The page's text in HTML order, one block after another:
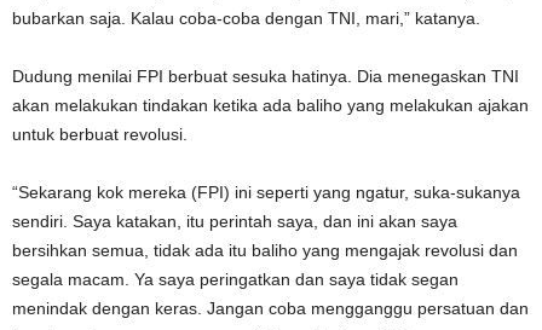
bubarkan saja. Kalau coba-coba dengan TNI, mari,” katanya.
Dudung menilai FPI berbuat sesuka hatinya. Dia menegaskan TNI
akan melakukan tindakan ketika ada baliho yang melakukan ajakan
untuk berbuat revolusi.
“Sekarang kok mereka (FPI) ini seperti yang ngatur, suka-sukanya
sendiri. Saya katakan, itu perintah saya, dan ini akan saya
bersihkan semua, tidak ada itu baliho yang mengajak revolusi dan
segala macam. Ya saya peringatkan dan saya tidak segan
menindak dengan keras. Jangan coba mengganggu persatuan dan